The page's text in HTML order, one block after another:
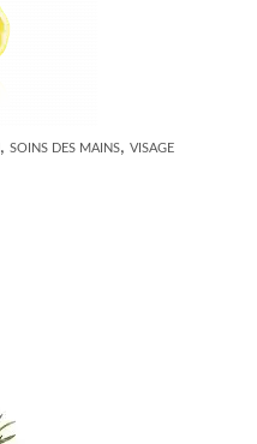
, SOINS DES MAINS, VISAGE